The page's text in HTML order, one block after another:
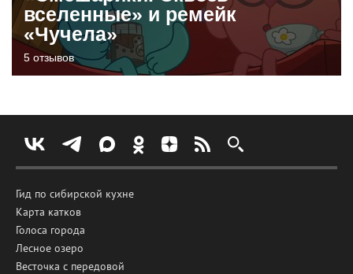
вселенные» и ремейк
«Чучела»
5 отзывов
Гид по сибирской кухне
Карта катков
Голоса города
Лесное озеро
Весточка с передовой